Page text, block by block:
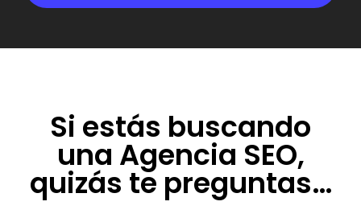
Si estás buscando
una Agencia SEO,
quizás te preguntas…